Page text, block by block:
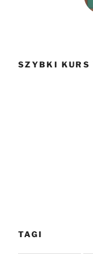
SZYBKI KURS
TAGI